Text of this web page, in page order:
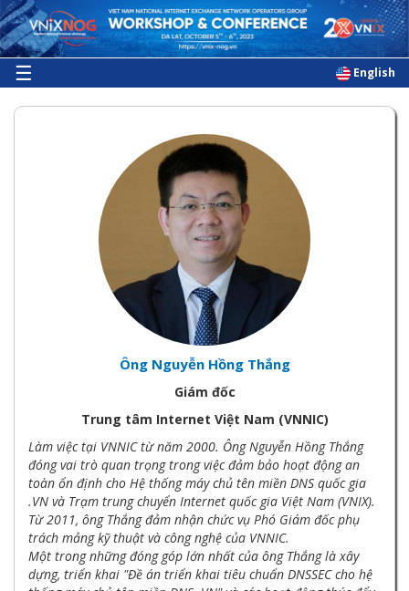
Skip
to
main
content
☰ English
Ông Nguyễn Hồng Thắng
Giám đốc
Trung tâm Internet Việt Nam (VNNIC)
Làm việc tại VNNIC từ năm 2000. Ông Nguyễn Hồng Thắng
đóng vai trò quan trọng trong việc đảm bảo hoạt động an
toàn ổn định cho Hệ thống máy chủ tên miền DNS quốc gia
.VN và Trạm trung chuyển Internet quốc gia Việt Nam (VNIX).
Từ 2011, ông Thắng đảm nhận chức vụ Phó Giám đốc phụ
trách mảng kỹ thuật và công nghệ của VNNIC.
Một trong những đóng góp lớn nhất của ông Thắng là xây
dựng, triển khai "Đề án triển khai tiêu chuẩn DNSSEC cho hệ